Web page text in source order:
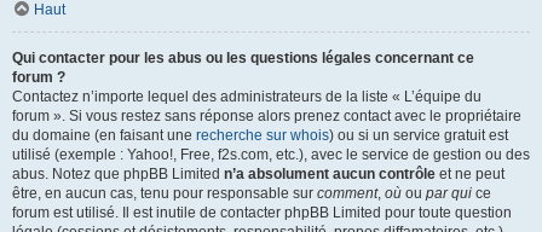
Haut
Qui contacter pour les abus ou les questions légales concernant ce
forum ?
Contactez n’importe lequel des administrateurs de la liste « L’équipe du
forum ». Si vous restez sans réponse alors prenez contact avec le propriétaire
du domaine (en faisant une recherche sur whois) ou si un service gratuit est
utilisé (exemple : Yahoo!, Free, f2s.com, etc.), avec le service de gestion ou des
abus. Notez que phpBB Limited n’a absolument aucun contrôle et ne peut
être, en aucun cas, tenu pour responsable sur comment, où ou par qui ce
forum est utilisé. Il est inutile de contacter phpBB Limited pour toute question